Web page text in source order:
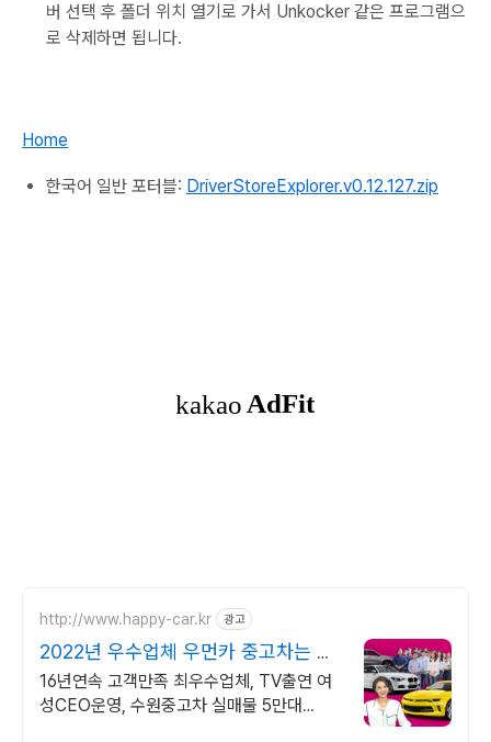
버 선택 후 폴더 위치 열기로 가서 Unkocker 같은 프로그램으
로 삭제하면 됩니다.
Home
한국어 일반 포터블: DriverStoreExplorer.v0.12.127.zip
http://www.happy-car.kr 광고
2022년 우수업체 우먼카 중고차는 최
우수모범업체에서!
16년연속 고객만족 최우수업체, TV출연 여
성CEO운영, 수원중고차 실매물 5만대